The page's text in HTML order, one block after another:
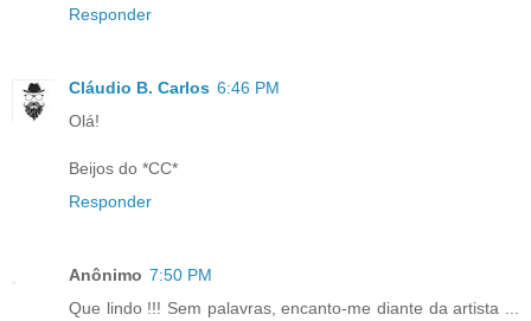
Responder
Cláudio B. Carlos 6:46 PM
Olá!
Beijos do *CC*
Responder
Anônimo 7:50 PM
Que lindo !!! Sem palavras, encanto-me diante da artista ...